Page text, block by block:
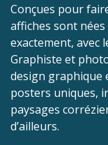
Conçues pour
affiches sont
exactement, avec
Graphiste et
design graphique
posters uniques,
paysages
d’ailleurs.